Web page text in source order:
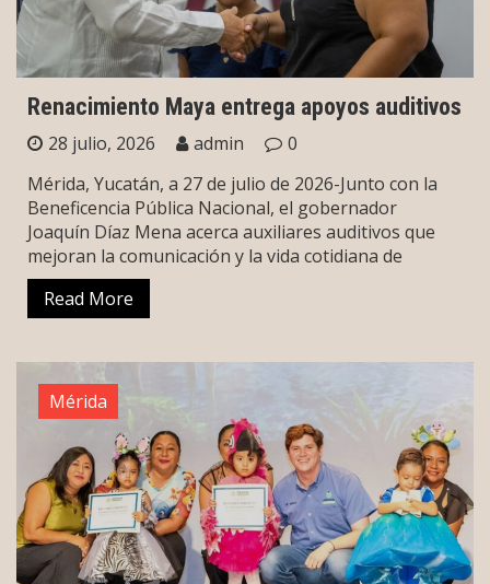
Renacimiento Maya entrega apoyos auditivos
28 julio, 2026 admin
0
Mérida, Yucatán, a 27 de julio de 2026-Junto con la
Beneficencia Pública Nacional, el gobernador
Joaquín Díaz Mena acerca auxiliares auditivos que
mejoran la comunicación y la vida cotidiana de
Read More
Mérida